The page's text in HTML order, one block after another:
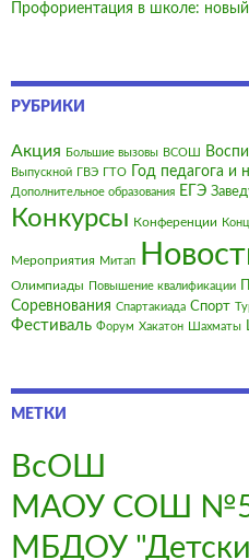
Профориентация в школе:
РУБРИКИ
Акция Большие вызовы ВСОШ
Выпускной ГВЭ ГТО Год педагога и
Дополнительное образования ЕГЭ
Конкурсы Конференции
Мероприятия Митап
Олимпиады Повышение квалификации
Соревнования Спартакиада Спорт
Фестиваль Форум Хакатон Шахматы
МЕТКИ
ВсОШ
МАОУ СОШ №5
МБДОУ